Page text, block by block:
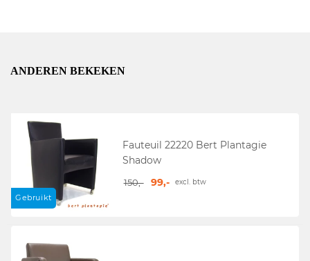
ANDEREN BEKEKEN
Gebruikt
Fauteuil 22220 Bert Plantagie
Shadow
150,- 99,- excl. btw